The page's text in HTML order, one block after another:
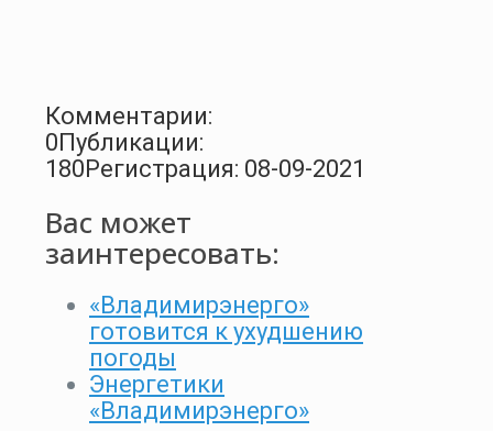
Комментарии:
0 Публикации:
180 Регистрация: 08-09-2021
Вас может
заинтересовать:
«Владимирэнерго»
готовится к ухудшению
погоды
Энергетики
«Владимирэнерго»